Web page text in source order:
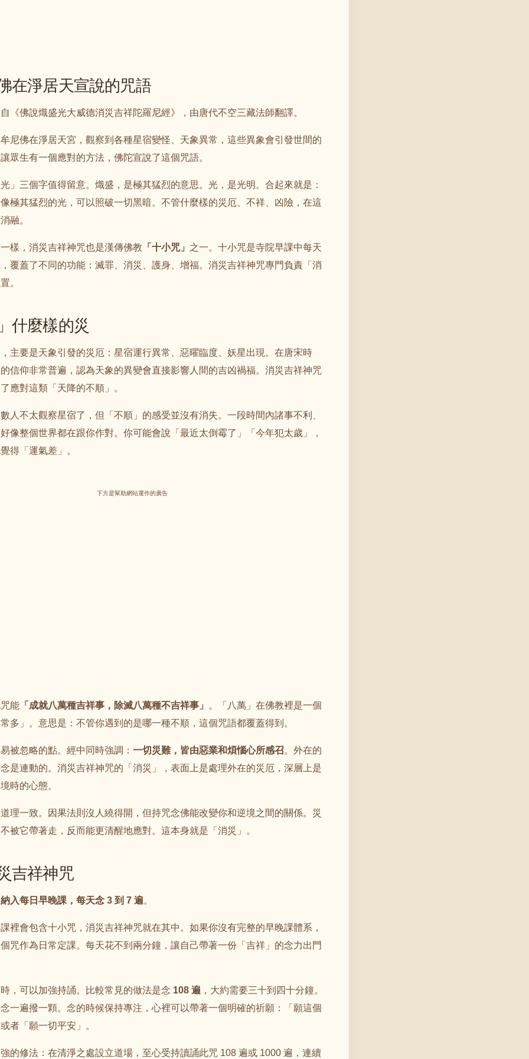
在淨居天宣說的咒語
《佛說熾盛光大威德消災吉祥陀羅尼經》，由唐代不空三藏法師翻譯。
尼佛在淨居天宮，觀察到各種星宿變怪、天象異常，這些異象會引發世間的
眾生有一個應對的方法，佛陀宣說了這個咒語。
」三個字值得留意。熾盛，是極其猛烈的意思。光，是光明。合起來就是：
極其猛烈的光，可以照破一切黑暗。不管什麼樣的災厄、不祥、凶險，在這
融。
一樣，消災吉祥神咒也是漢傳佛教 「十小咒」 之一。十小咒是寺院早課中每天
覆蓋了不同的功能：滅罪、消災、護身、增福。消災吉祥神咒專門負責「消
。
什麼樣的災
主要是天象引發的災厄：星宿運行異常、惡曜臨度、妖星出現。在唐宋時
信仰非常普遍，認為天象的異變會直接影響人間的吉凶禍福。消災吉祥神咒
應對這類「天降的不順」。
人不太觀察星宿了，但「不順」的感受並沒有消失。一段時間內諸事不利、
像整個世界都在跟你作對。你可能會說「最近太倒霉了」「今年犯太歲」，
得「運氣差」。
下方是幫助網站運作的廣告
能 「成就八萬種吉祥事，除滅八萬種不吉祥事」
。「八萬」在佛教裡是一個
多」。意思是：不管你遇到的是哪一種不順，這個咒語都覆蓋得到。
被忽略的點。經中同時強調： 一切災難，皆由惡業和煩惱心所感召。外在的
是連動的。消災吉祥神咒的「消災」，表面上是處理外在的災厄，深層上是
時的心態。
理一致。因果法則沒人繞得開，但持咒念佛能改變你和逆境之間的關係。災
被它帶著走，反而能更清醒地應對。這本身就是「消災」。
吉祥神咒
納入每日早晚課，每天念 3 到 7 遍。
裡會包含十小咒，消災吉祥神咒就在其中。如果你沒有完整的早晚課體系，
咒作為日常定課。每天花不到兩分鐘，讓自己帶著一份「吉祥」的念力出門
，可以加強持誦。比較常見的做法是念 108 遍 ，大約需要三十到四十分鐘。
一遍撥一顆。念的時候保持專注，心裡可以帶著一個明確的祈願：「願這個
者「願一切平安」。
的修法：在清淨之處設立道場，至心受持讀誦此咒 108 遍或 1000 遍，連續